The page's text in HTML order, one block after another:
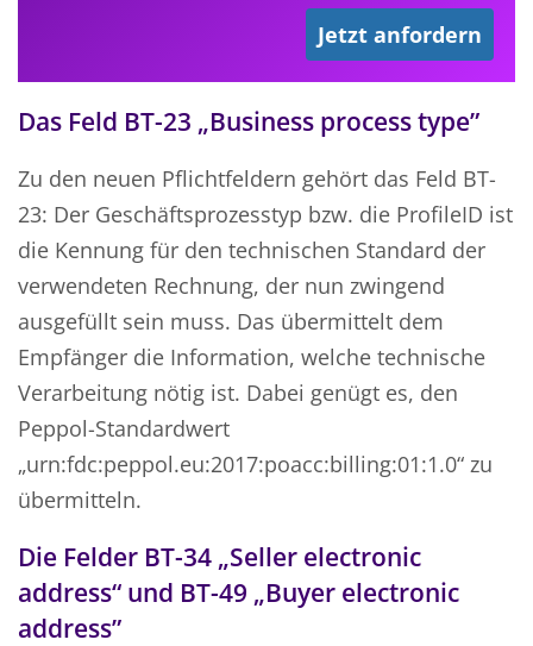
Jetzt anfordern
Das Feld BT-23 „Business process type”
Zu den neuen Pflichtfeldern gehört das Feld BT-
23: Der Geschäftsprozesstyp bzw. die ProfileID ist
die Kennung für den technischen Standard der
verwendeten Rechnung, der nun zwingend
ausgefüllt sein muss. Das übermittelt dem
Empfänger die Information, welche technische
Verarbeitung nötig ist. Dabei genügt es, den
Peppol-Standardwert
„urn:fdc:peppol.eu:2017:poacc:billing:01:1.0“ zu
übermitteln.
Die Felder BT-34 „Seller electronic
address“ und BT-49 „Buyer electronic
address”